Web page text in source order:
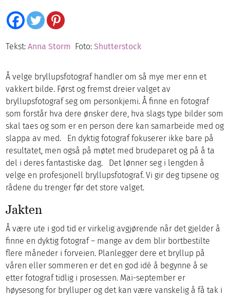
Tekst:Anna Storm Foto: Shutterstock
Å velge bryllupsfotograf handler om så mye mer enn et
vakkert bilde. Først og fremst dreier valget av
bryllupsfotograf seg om personkjemi. Å finne en fotograf
som forstår hva dere ønsker dere, hva slags type bilder som
skal taes og som er en person dere kan samarbeide med og
slappa av med. En dyktig fotograf fokuserer ikke bare på
resultatet, men også på møtet med brudeparet og på å ta
del i deres fantastiske dag. Det lønner seg i lengden å
velge en profesjonell bryllupsfotograf. Vi gir deg tipsene og
rådene du trenger før det store valget.
Jakten
Å være ute i god tid er virkelig avgjørende når det gjelder å
finne en dyktig fotograf – mange av dem blir bortbestilte
flere måneder i forveien. Planlegger dere et bryllup på
våren eller sommeren er det en god idé å begynne å se
etter fotograf tidlig i prosessen. Mai-september er
høysesong for brylluper og det kan være vanskelig å få tak i